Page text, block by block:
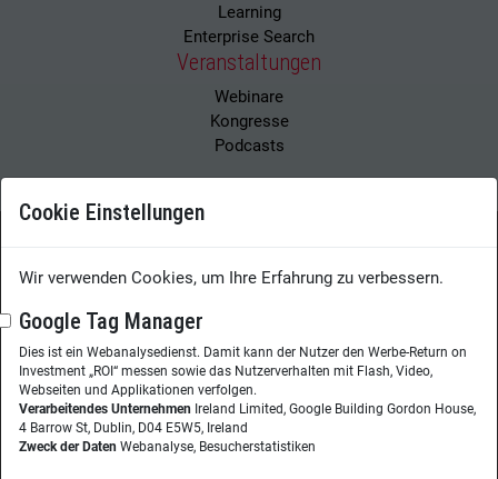
Learning
Enterprise Search
Veranstaltungen
Webinare
Kongresse
Podcasts
Wissensmanagement Magazin
Impressum
Herausgeberin:Nicole Lehnert
Westheimer Str. 18
86356 Neusäß
Telefon: +49 (0)821 48685-290
Cookie Einstellungen
Wir verwenden Cookies, um Ihre Erfahrung zu verbessern.
Google Tag Manager
Dies ist ein Webanalysedienst. Damit kann der Nutzer den Werbe-Return on
Investment „ROI“ messen sowie das Nutzerverhalten mit Flash, Video,
Webseiten und Applikationen verfolgen.
Verarbeitendes Unternehmen Ireland Limited, Google Building Gordon House,
4 Barrow St, Dublin, D04 E5W5, Ireland
Zweck der Daten Webanalyse, Besucherstatistiken